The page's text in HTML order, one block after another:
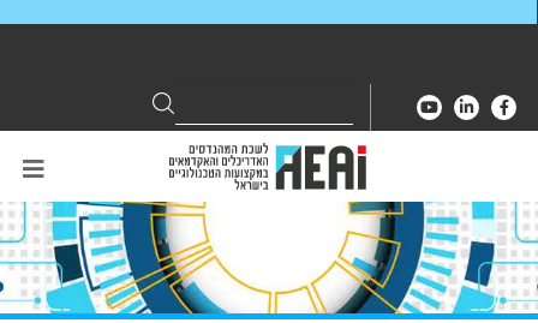
for:
Search